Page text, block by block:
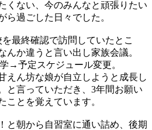
くない、今のみんなと頑張りたい
ら過ごした日々でした。
最終確認で訪問していたとこ
んか違うと言い出し家族会議。
→予定スケジュール変更。
えん坊な娘が自立しようと成長し
と言っていただき、3年間お願い
ことを覚えています。
と朝から自習室に通い詰め、後期